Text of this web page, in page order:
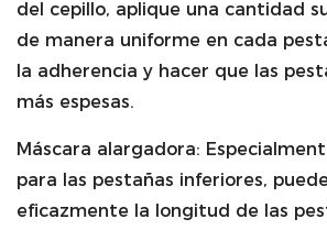
del cepillo, aplique una cantidad
de manera uniforme en cada
la adherencia y hacer que las
más espesas.
Máscara alargadora:
para las pestañas inferiores,
eficazmente la longitud de las